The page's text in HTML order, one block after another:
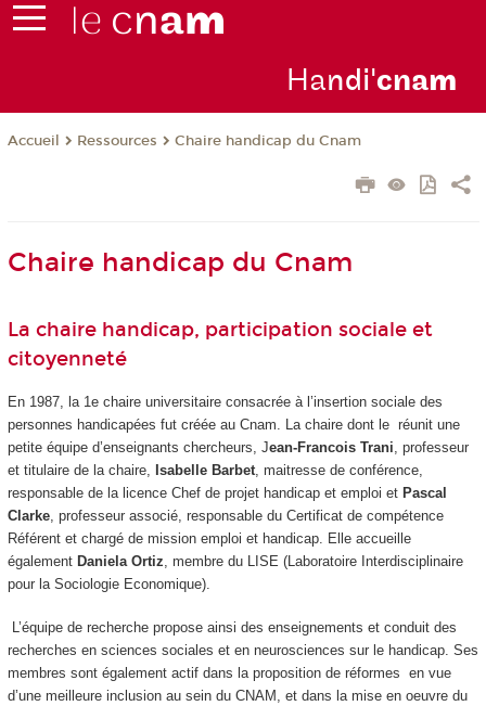
Handi'cnam
Accueil Ressources Chaire handicap du Cnam
Chaire handicap du Cnam
La chaire handicap, participation sociale et
citoyenneté
En 1987, la 1e chaire universitaire consacrée à l’insertion sociale des
personnes handicapées fut créée au Cnam. La chaire dont le réunit une
petite équipe d’enseignants chercheurs, Jean-Francois Trani , professeur
et titulaire de la chaire,
Isabelle Barbet, maitresse de conférence,
responsable de la licence Chef de projet handicap et emploi et Pascal
Clarke, professeur associé, responsable du Certificat de compétence
Référent et chargé de mission emploi et handicap. Elle accueille
également Daniela Ortiz , membre du LISE (Laboratoire Interdisciplinaire
pour la Sociologie Economique).
L’équipe de recherche propose ainsi des enseignements et conduit des
recherches en sciences sociales et en neurosciences sur le handicap. Ses
membres sont également actif dans la proposition de réformes en vue
d’une meilleure inclusion au sein du CNAM, et dans la mise en oeuvre du